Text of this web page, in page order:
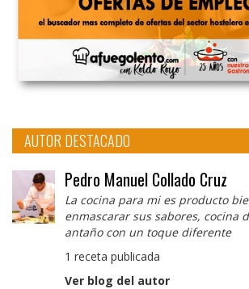
AUTOR DESTACADO
Pedro Manuel Collado Cruz
La cocina para mi es producto
enmascarar sus sabores, cocina
antaño con un toque diferente
1 receta publicada
Ver blog del autor